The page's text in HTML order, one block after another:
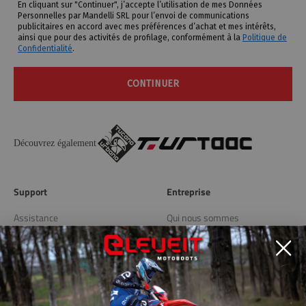
En cliquant sur "Continuer", j’accepte l’utilisation de mes Données
Personnelles par Mandelli SRL pour l’envoi de communications
publicitaires en accord avec mes préférences d’achat et mes intérêts,
ainsi que pour des activités de profilage, conformément à la Politique de
Confidentialité.
CONTINUER
Découvrez également
Support
Assistance
Livraison et retours
Entreprise
Qui nous sommes
Blog
Store Locator